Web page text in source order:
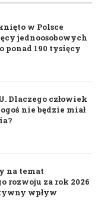
w Polsce
jednoosobowych
ponad 190 tysięcy
Dlaczego człowiek
nie będzie miał
na temat
rozwoju za rok 2026
wpływ